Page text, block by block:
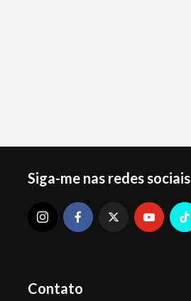
Siga-me nas redes sociais
Contato